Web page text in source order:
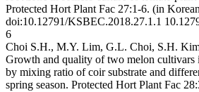
Protected Hort Plant Fac 27:1-6. (in
doi:10.12791/KSBEC.2018.27.1.1
6
Choi S.H., M.Y. Lim, G.L. Choi, S.H.
Growth and quality of two melon cultivars
by mixing ratio of coir substrate and
spring season. Protected Hort Plant Fac